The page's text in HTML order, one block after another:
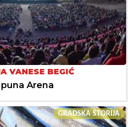
VANESE BEGIĆ
Arena
GRADSKA ŠTORIJA